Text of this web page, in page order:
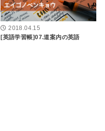
2018.04.15
[英語学習帳]07.道案内の英語